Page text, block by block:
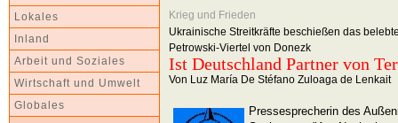
Lokales
Inland
Arbeit und Soziales
Wirtschaft und Umwelt
Globales
Krieg und Frieden
Ukrainische Streitkräfte beschießen das
Petrowski-Viertel von Donezk
Ist Deutschland Partner von
Von Luz María De Stéfano Zuloaga de Lenkait
Pressesprecherin des